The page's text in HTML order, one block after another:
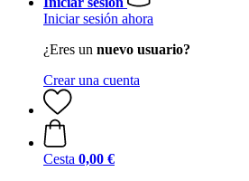
Iniciar sesión ahora
¿Eres un nuevo usuario?
Crear una cuenta
Cesta 0,00 €